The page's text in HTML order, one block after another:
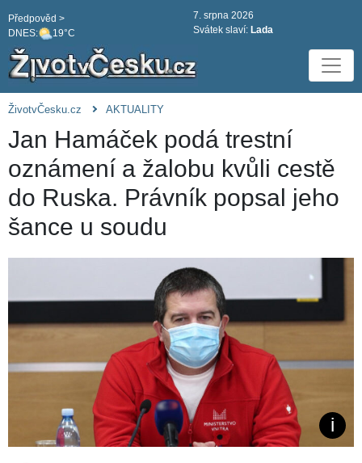
DNES: 19°C
Předpověd >
7. srpna 2026
Svátek slaví: Lada
ŽivotvČesku.cz AKTUALITY
Jan Hamáček podá trestní
oznámení a žalobu kvůli cestě
do Ruska. Právník popsal jeho
šance u soudu